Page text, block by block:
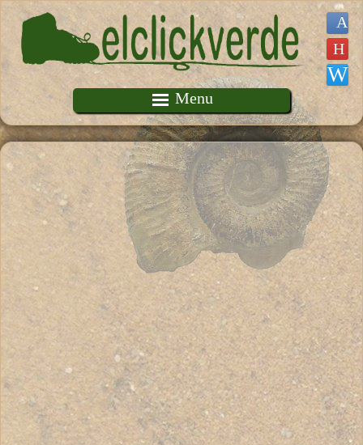
Pasar al contenido principal
Menu